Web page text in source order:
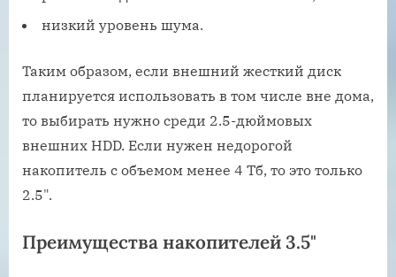
низкий уровень шума.
Таким образом, если внешний жесткий диск
планируется использовать в том числе вне дома,
то выбирать нужно среди 2.5-дюймовых
внешних HDD. Если нужен недорогой
накопитель с объемом менее 4 Тб, то это только
2.5".
Преимущества накопителей 3.5"